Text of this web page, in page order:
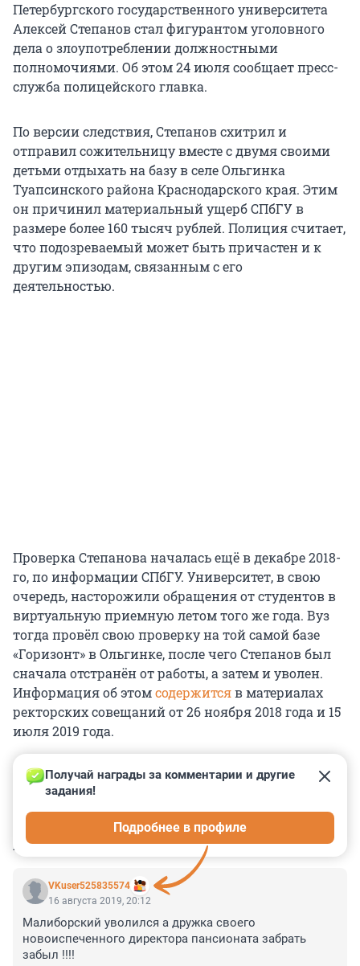
Петербургского государственного университета
Алексей Степанов стал фигурантом уголовного
дела о злоупотреблении должностными
полномочиями. Об этом 24 июля сообщает пресс-
служба полицейского главка.
По версии следствия, Степанов схитрил и
отправил сожительницу вместе с двумя своими
детьми отдыхать на базу в селе Ольгинка
Туапсинского района Краснодарского края. Этим
он причинил материальный ущерб СПбГУ в
размере более 160 тысяч рублей. Полиция считает,
что подозреваемый может быть причастен и к
другим эпизодам, связанным с его
деятельностью.
Проверка Степанова началась ещё в декабре 2018-
го, по информации СПбГУ. Университет, в свою
очередь, насторожили обращения от студентов в
виртуальную приемную летом того же года. Вуз
тогда провёл свою проверку на той самой базе
«Горизонт» в Ольгинке, после чего Степанов был
сначала отстранён от работы, а затем и уволен.
Информация об этомсодержитсяв материалах
ректорских совещаний от 26 ноября 2018 года и 15
июля 2019 года.
КОММЕНТАРИИ 6
VKuser525835574
Получай награды за комментарии и другие
задания!
Подробнее в профиле
16 августа 2019, 20:12
Малиборский уволился а дружка своего
новоиспеченного директора пансионата забрать
забыл !!!!